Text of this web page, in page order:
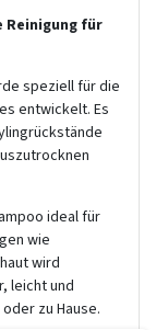
Reinigung für
speziell für die
entwickelt. Es
ideal für
wie
wird
leicht und
zu Hause.